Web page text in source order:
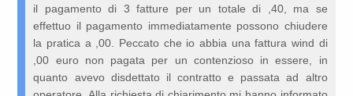
il pagamento di 3 fatture per un totale di ,40, ma se
effettuo il pagamento immediatamente possono chiudere
la pratica a ,00. Peccato che io abbia una fattura wind di
,00 euro non pagata per un contenzioso in essere, in
quanto avevo disdettato il contratto e passata ad altro